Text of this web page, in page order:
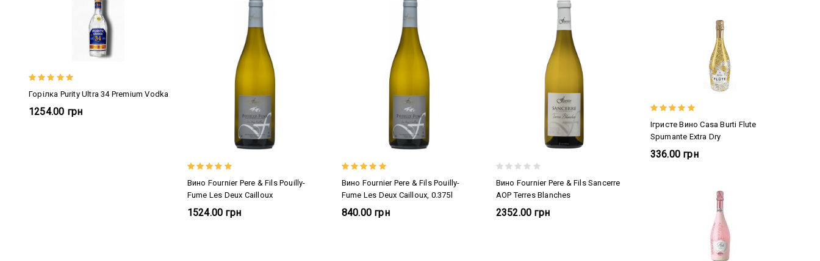
Горілка Purity Ultra 34 Premium Vodka
1254.00 грн
Вино Fournier Pere & Fils Pouilly-
Fume Les Deux Cailloux
1524.00 грн
Вино Fournier Pere & Fils Pouilly-
Fume Les Deux Cailloux, 0.375l
840.00 грн
Вино Fournier Pere & Fils Sancerre
AOP Terres Blanches
2352.00 грн
Ігристе Вино Casa Burti Flute
Spumante Extra Dry
336.00 грн